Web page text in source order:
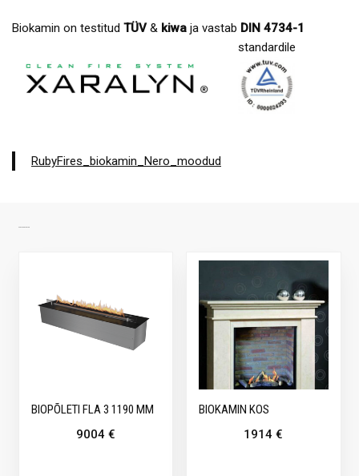
Biokamin on testitud TÜV& kiwa ja vastab DIN 4734-1
standardile
RubyFires_biokamin_Nero_moodud
BIOPÕLETI FLA 3 1190 MM
9004 €
BIOKAMIN KOS
1914€